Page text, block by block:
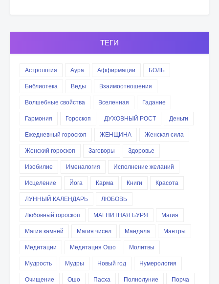
ТЕГИ
Астрология Аура Аффирмации
БОЛЬ
Библиотека
Веды
Взаимоотношения
Волшебные свойства
Вселенная
Гадание
Гармония
Гороскоп ДУХОВНЫЙ РОСТ
Деньги
Ежедневный гороскоп
ЖЕНЩИНА
Женская сила
Женский гороскоп
Заговоры
Здоровье
Изобилие
Именалогия
Исполнение желаний
Исцеление
Йога Карма Книги
Красота
ЛУННЫЙ КАЛЕНДАРЬ
ЛЮБОВЬ
Любовный гороскоп
МАГНИТНАЯ БУРЯ
Магия
Магия камней
Магия чисел Мандала
Мантры
Медитации
Медитация Ошо
Молитвы
Мудрость
Мудры Новый год
Нумерология
Очищение
Ошо Пасха Полнолуние
Порча